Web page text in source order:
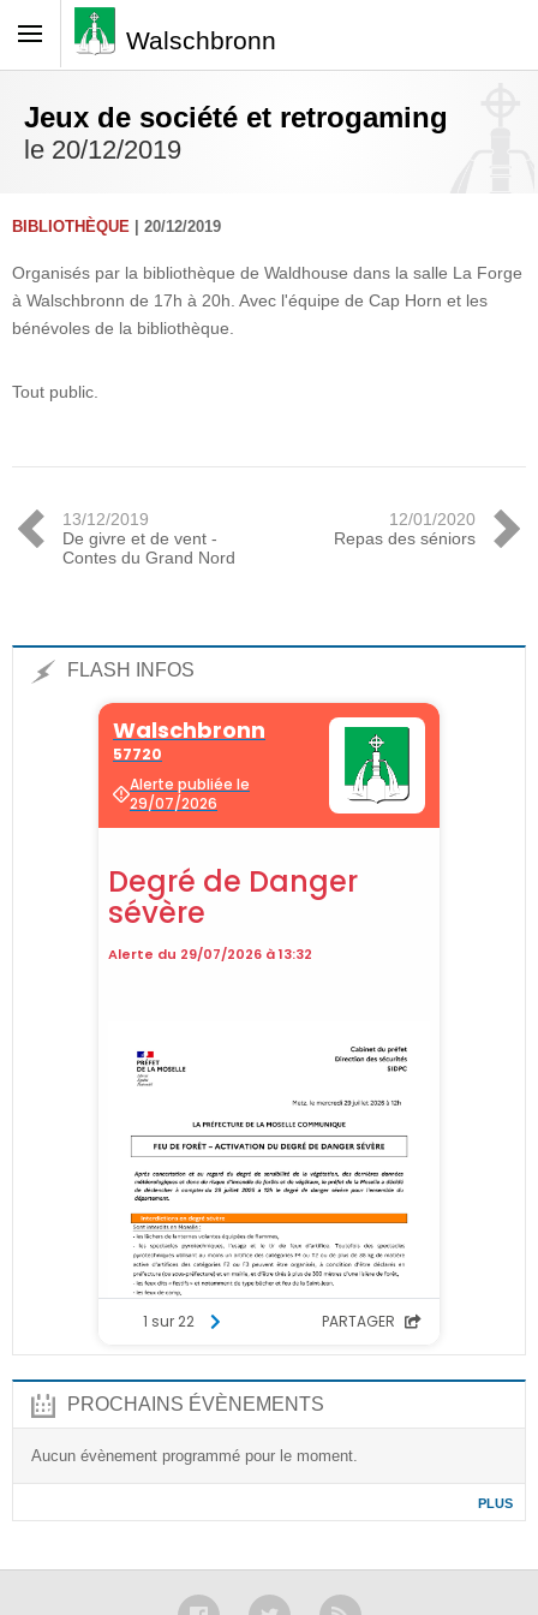
Walschbronn
Jeux de société et retrogaming
le 20/12/2019
BIBLIOTHÈQUE | 20/12/2019
Organisés par la bibliothèque de Waldhouse dans la salle La Forge
à Walschbronn de 17h à 20h. Avec l'équipe de Cap Horn et les
bénévoles de la bibliothèque.
Tout public.
13/12/2019
De givre et de vent -
Contes du Grand Nord
12/01/2020
Repas des séniors
FLASH INFOS
PROCHAINS ÉVÈNEMENTS
Aucun évènement programmé pour le moment.
PLUS